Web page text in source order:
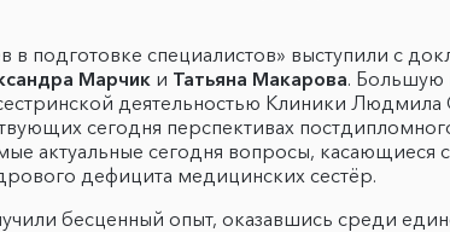
в подготовке специалистов» выступили с
Марчик и Татьяна Макарова. Большую
деятельностью Клиники
сегодня перспективах
актуальные сегодня вопросы, касающиеся
дефицита медицинских сестёр.
бесценный опыт, оказавшись среди